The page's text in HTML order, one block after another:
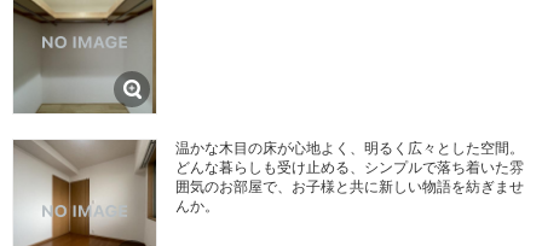
温かな木目の床が心地よく、明るく広々とした空間。
どんな暮らしも受け止める、シンプルで落ち着いた雰
囲気のお部屋で、お子様と共に新しい物語を紡ぎませ
んか。